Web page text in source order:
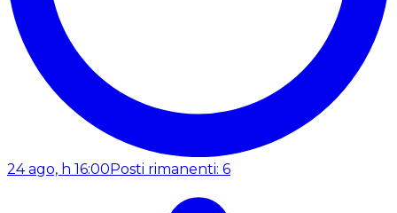
24 ago, h 16:00Posti rimanenti: 6